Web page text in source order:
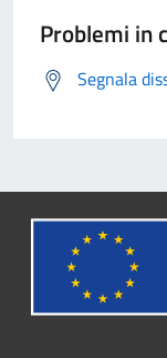
Problemi in
Segnala